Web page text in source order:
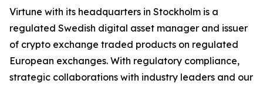
Virtune with its headquarters in Stockholm is a
regulated Swedish digital asset manager and issuer
of crypto exchange traded products on regulated
European exchanges. With regulatory compliance,
strategic collaborations with industry leaders and our